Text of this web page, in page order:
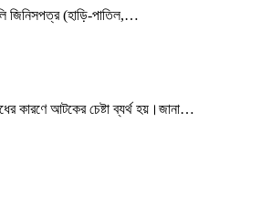
জিনিসপত্র (হাড়ি-পাতিল,…
কারণে আটকের চেষ্টা ব্যর্থ হয়।জানা…